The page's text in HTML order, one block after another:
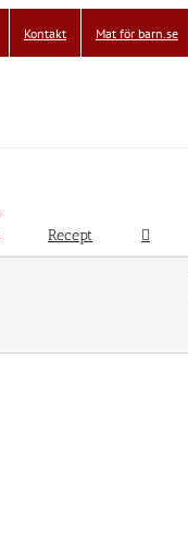
Kontakt Mat för barn.se
Recept